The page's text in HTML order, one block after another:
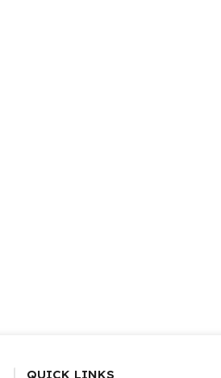
QUICK LINKS